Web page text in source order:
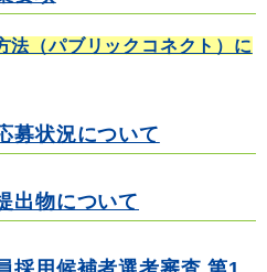
（パブリックコネクト）に
募状況について
出物について